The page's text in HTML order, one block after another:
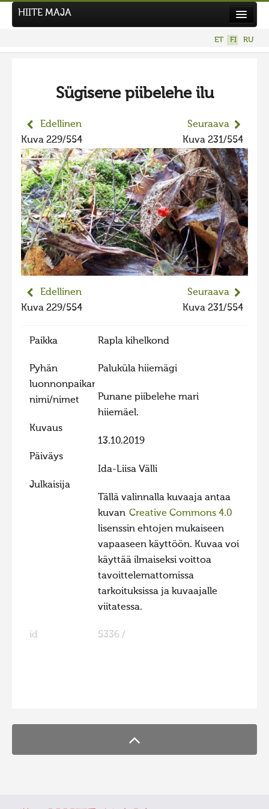
Hiite kuvavõistlus 2026
Hiisien kuvakilpailu 2025
2025 kuvakilpailu lisä
Liikuvad kuvad 2025
Hiisien kuvakilpailu 2024
2024 kuvakilpailu lisä
Liikkuvat kuvat 2024
Hiisien kuvakilpailu 2023
Liikkuvat kuvat 2023
Hiite kuvavõistlus 2022 lisa
Liikkuvat kuvat 2022
Hiite kuvavõistlus 2021
Liikkuvat kuvat 2021
Hiite kuvavõistlus 2020
Liikkuvat kuvat 2020
Hiite kuvavõistlus 2019
Hiite kuvavõistlus 2018
Hiite kuvavõistlus 2017
Hiite kuvavõistlus 2015
Hiite kuvavõistlus 2014
Hiite kuvavõistlus 2011
HIITE MAJA
ET FI RU
Sügisene piibelehe ilu
Edellinen
Kuva 229/554
Seuraava
Kuva 231/554
Edellinen
Kuva 229/554
Seuraava
Kuva 231/554
Paikka Rapla kihelkond
Pyhän
luonnonpaikan
nimi/nimet
Paluküla hiiemägi
Kuvaus
Punane piibelehe mari
hiiemäel.
Päiväys
13.10.2019
Julkaisija
Ida-Liisa Välli
Tällä valinnalla kuvaaja antaa
kuvan Creative Commons 4.0
lisenssin ehtojen mukaiseen
vapaaseen käyttöön. Kuvaa voi
käyttää ilmaiseksi voittoa
tavoittelemattomissa
tarkoituksissa ja kuvaajalle
viitatessa.
id 5336 /